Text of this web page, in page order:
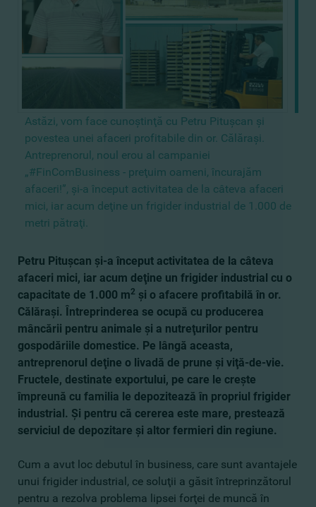
Astăzi, vom face cunoştinţă cu Petru Pituşcan şi
povestea unei afaceri profitabile din or. Călăraşi.
Antreprenorul, noul erou al campaniei
„#FinComBusiness - preţuim oameni, încurajăm
afaceri!”, şi-a început activitatea de la câteva afaceri
mici, iar acum deţine un frigider industrial de 1.000 de
metri pătraţi.
Petru Pituşcan şi-a început activitatea de la câteva
afaceri mici, iar acum deţine un frigider industrial cu o
capacitate de 1.000 m2 şi o afacere profitabilă în or.
Călăraşi. Întreprinderea se ocupă cu producerea
mâncării pentru animale şi a nutreţurilor pentru
gospodăriile domestice. Pe lângă aceasta,
antreprenorul deţine o livadă de prune şi viţă-de-vie.
Fructele, destinate exportului, pe care le creşte
împreună cu familia le depozitează în propriul frigider
industrial. Şi pentru că cererea este mare, prestează
serviciul de depozitare şi altor fermieri din regiune.
Cum a avut loc debutul în business, care sunt avantajele
unui frigider industrial, ce soluţii a găsit întreprinzătorul
pentru a rezolva problema lipsei forţei de muncă în